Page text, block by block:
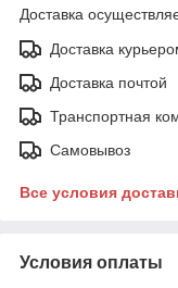
Доставка
Доставка
Доставка почтой
Транспортная
Самовывоз
Все условия
Условия оплаты